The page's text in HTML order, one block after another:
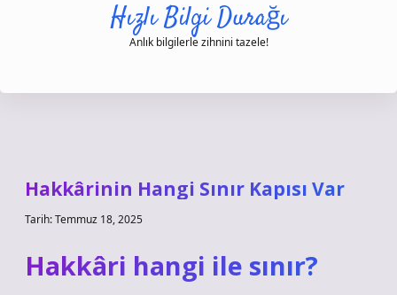
Hızlı Bilgi Durağı
Anlık bilgilerle zihnini tazele!
Hakkârinin Hangi Sınır Kapısı Var
Tarih: Temmuz 18, 2025
Hakkâri hangi ile sınır?